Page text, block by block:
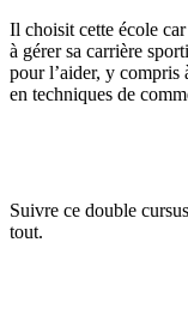
Il choisit cette école
à gérer sa carrière
pour l’aider, y compris
en techniques de
Suivre ce double
tout.